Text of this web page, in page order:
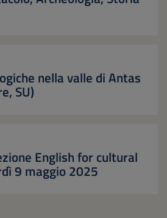
nella valle di Antas
SU)
English for cultural
9 maggio 2025